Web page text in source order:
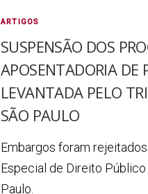
ARTIGOS
SUSPENSÃO DOS
APOSENTADORIA DE
LEVANTADA PELO
SÃO PAULO
Embargos foram
Especial de Direito
Paulo.